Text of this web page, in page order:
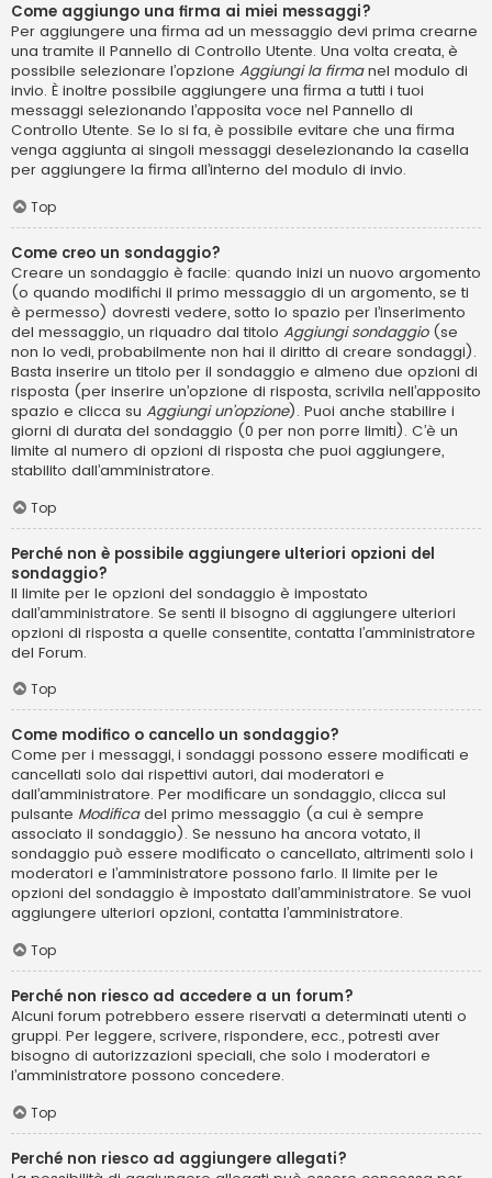
Come aggiungo una firma ai miei messaggi?
Per aggiungere una firma ad un messaggio devi prima crearne
una tramite il Pannello di Controllo Utente. Una volta creata, è
possibile selezionare l’opzione Aggiungi la firmanel modulo di
invio. È inoltre possibile aggiungere una firma a tutti i tuoi
messaggi selezionando l’apposita voce nel Pannello di
Controllo Utente. Se lo si fa, è possibile evitare che una firma
venga aggiunta ai singoli messaggi deselezionando la casella
per aggiungere la firma all’interno del modulo di invio.
Top
Come creo un sondaggio?
Creare un sondaggio è facile: quando inizi un nuovo argomento
(o quando modifichi il primo messaggio di un argomento, se ti
è permesso) dovresti vedere, sotto lo spazio per l’inserimento
del messaggio, un riquadro dal titolo Aggiungi sondaggio(se
non lo vedi, probabilmente non hai il diritto di creare sondaggi).
Basta inserire un titolo per il sondaggio e almeno due opzioni di
risposta (per inserire un’opzione di risposta, scrivila nell’apposito
spazio e clicca su Aggiungi un’opzione). Puoi anche stabilire i
giorni di durata del sondaggio (0 per non porre limiti). C’è un
limite al numero di opzioni di risposta che puoi aggiungere,
stabilito dall’amministratore.
Top
Perché non è possibile aggiungere ulteriori opzioni del
sondaggio?
Il limite per le opzioni del sondaggio è impostato
dall’amministratore. Se senti il bisogno di aggiungere ulteriori
opzioni di risposta a quelle consentite, contatta l’amministratore
del Forum.
Top
Come modifico o cancello un sondaggio?
Come per i messaggi, i sondaggi possono essere modificati e
cancellati solo dai rispettivi autori, dai moderatori e
dall’amministratore. Per modificare un sondaggio, clicca sul
pulsante Modificadel primo messaggio (a cui è sempre
associato il sondaggio). Se nessuno ha ancora votato, il
sondaggio può essere modificato o cancellato, altrimenti solo i
moderatori e l’amministratore possono farlo. Il limite per le
opzioni del sondaggio è impostato dall’amministratore. Se vuoi
aggiungere ulteriori opzioni, contatta l’amministratore.
Top
Perché non riesco ad accedere a un forum?
Alcuni forum potrebbero essere riservati a determinati utenti o
gruppi. Per leggere, scrivere, rispondere, ecc., potresti aver
bisogno di autorizzazioni speciali, che solo i moderatori e
l’amministratore possono concedere.
Top
Perché non riesco ad aggiungere allegati?